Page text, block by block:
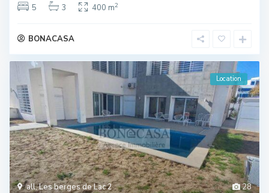
5
3 400 m2
BONACASA
28
all,Les berges de Lac 2
Location